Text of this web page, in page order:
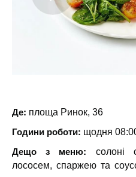
Де: площа Ринок, 36
Години роботи: щодня
Дещо з меню: солоні
лососем, спаржею та